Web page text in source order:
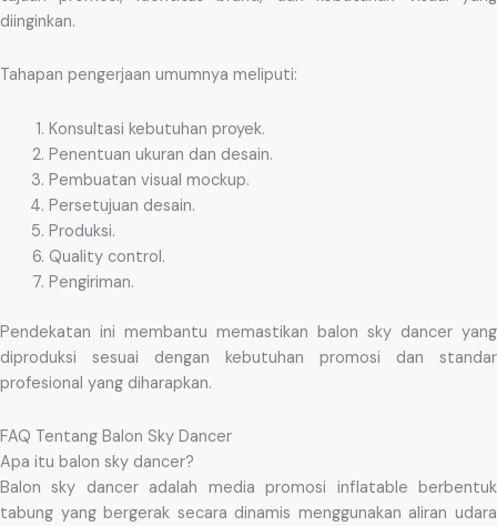
diinginkan.
Tahapan pengerjaan umumnya meliputi:
Konsultasi kebutuhan proyek.
Penentuan ukuran dan desain.
Pembuatan visual mockup.
Persetujuan desain.
Produksi.
Quality control.
Pengiriman.
Pendekatan ini membantu memastikan balon sky dancer yang
diproduksi sesuai dengan kebutuhan promosi dan standar
profesional yang diharapkan.
FAQ Tentang Balon Sky Dancer
Apa itu balon sky dancer?
Balon sky dancer adalah media promosi inflatable berbentuk
tabung yang bergerak secara dinamis menggunakan aliran udara